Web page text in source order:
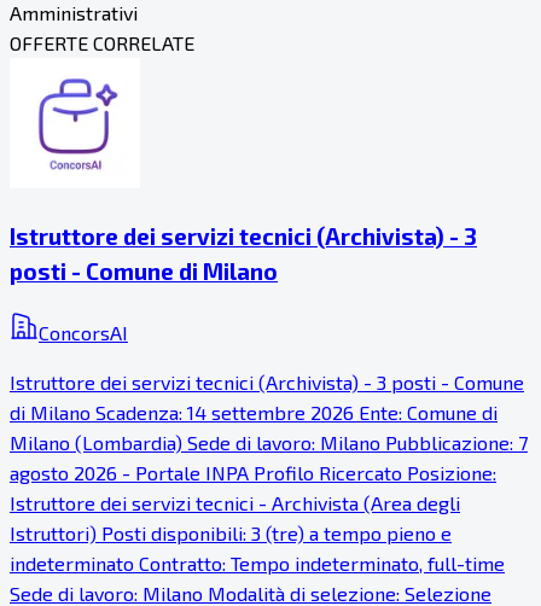
Amministrativi
OFFERTE CORRELATE
Istruttore dei servizi tecnici (Archivista) - 3
posti - Comune di Milano
ConcorsAI
Istruttore dei servizi tecnici (Archivista) - 3 posti - Comune
di Milano Scadenza: 14 settembre 2026 Ente: Comune di
Milano (Lombardia) Sede di lavoro: Milano Pubblicazione: 7
agosto 2026 - Portale INPA Profilo Ricercato Posizione:
Istruttore dei servizi tecnici - Archivista (Area degli
Istruttori) Posti disponibili: 3 (tre) a tempo pieno e
indeterminato Contratto: Tempo indeterminato, full-time
Sede di lavoro: Milano Modalità di selezione: Selezione